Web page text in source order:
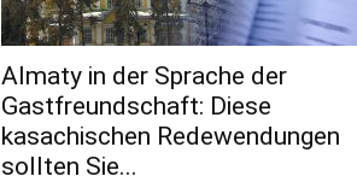
Almaty in der Sprache der
Gastfreundschaft: Diese
kasachischen Redewendungen
sollten Sie...